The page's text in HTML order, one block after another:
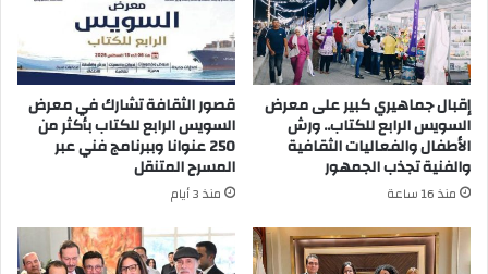
إقبال جماهيري كبير على معرض
السويس الرابع للكتاب.. ورش
الأطفال والفعاليات الثقافية
والفنية تجذب الجمهور
منذ 16 ساعة
قصور الثقافة تشارك في معرض
السويس الرابع للكتاب بأكثر من
250 عنوانا وببرنامج فني عبر
المسرح المتنقل
منذ 3 أيام